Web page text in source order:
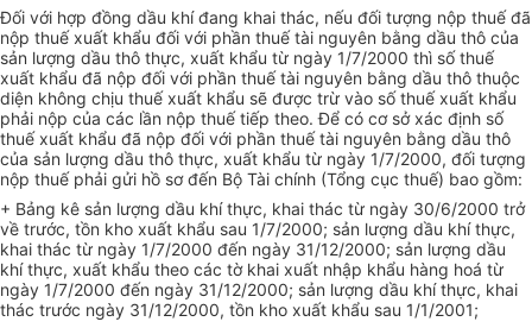
Đối với hợp đồng dầu khí đang khai thác, nếu đối tượng nộp thuế đã
nộp thuế xuất khẩu đối với phần thuế tài nguyên bằng dầu thô của
sản lượng dầu thô thực, xuất khẩu từ ngày 1/7/2000 thì số thuế
xuất khẩu đã nộp đối với phần thuế tài nguyên bằng dầu thô thuộc
diện không chịu thuế xuất khẩu sẽ được trừ vào số thuế xuất khẩu
phải nộp của các lần nộp thuế tiếp theo. Để có cơ sở xác định số
thuế xuất khẩu đã nộp đối với phần thuế tài nguyên bằng dầu thô
của sản lượng dầu thô thực, xuất khẩu từ ngày 1/7/2000, đối tượng
nộp thuế phải gửi hồ sơ đến Bộ Tài chính (Tổng cục thuế) bao gồm:
+ Bảng kê sản lượng dầu khí thực, khai thác từ ngày 30/6/2000 trở
về trước, tồn kho xuất khẩu sau 1/7/2000; sản lượng dầu khí thực,
khai thác từ ngày 1/7/2000 đến ngày 31/12/2000; sản lượng dầu
khí thực, xuất khẩu theo các tờ khai xuất nhập khẩu hàng hoá từ
ngày 1/7/2000 đến ngày 31/12/2000; sản lượng dầu khí thực, khai
thác trước ngày 31/12/2000, tồn kho xuất khẩu sau 1/1/2001;